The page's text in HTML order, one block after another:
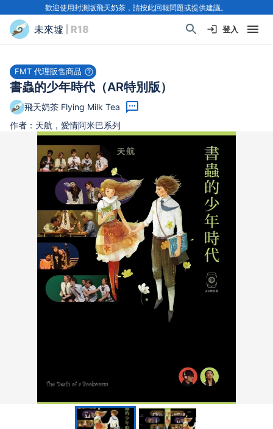
歡迎使用封測版飛天奶茶，請按此回報問題或提供建議。
未來墟 | R18 登入
FMT 代理販售商品
書蟲的少年時代（AR特別版）
飛天奶茶 Flying Milk Tea
作者：天航，愛情阿米巴系列